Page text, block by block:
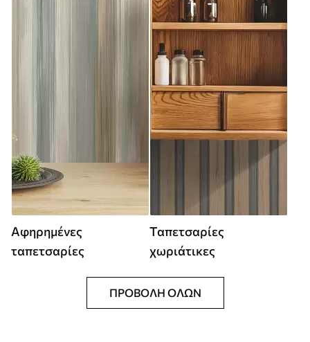
Αφηρημένες
ταπετσαρίες
Ταπετσαρίες
χωριάτικες
ΠΡΟΒΟΛΉ ΌΛΩΝ